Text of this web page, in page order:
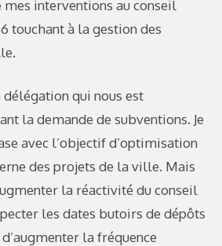
mes interventions au conseil
touchant à la gestion des
délégation qui nous est
la demande de subventions. Je
avec l’objectif d’optimisation
des projets de la ville. Mais
la réactivité du conseil
les dates butoirs de dépôts
la fréquence